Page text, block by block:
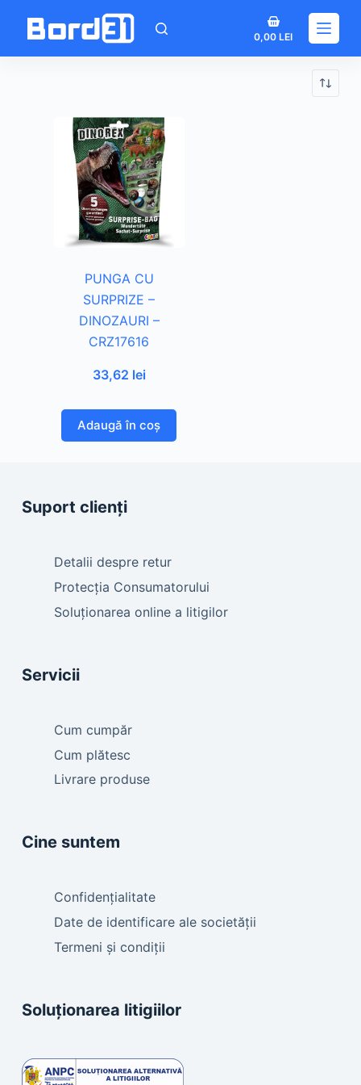
Coș
de
cumpărături
0,00LEI
PUNGA CU
SURPRIZE –
DINOZAURI –
CRZ17616
33,62 lei
Adaugă în coș
Suport clienți
Detalii despre retur
Protecția Consumatorului
Soluționarea online a litigilor
Servicii
Cum cumpăr
Cum plătesc
Livrare produse
Cine suntem
Confidențialitate
Date de identificare ale societății
Termeni și condiții
Soluționarea litigiilor